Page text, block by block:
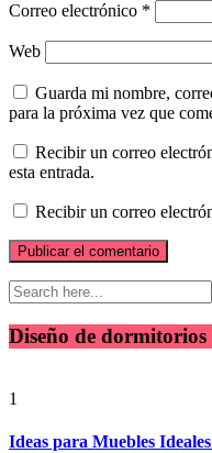
Correo electrónico *
Web
Guarda mi nombre,
para la próxima vez que
Recibir un correo
esta entrada.
Recibir un correo
Diseño de dormitorios
1
Ideas para Muebles